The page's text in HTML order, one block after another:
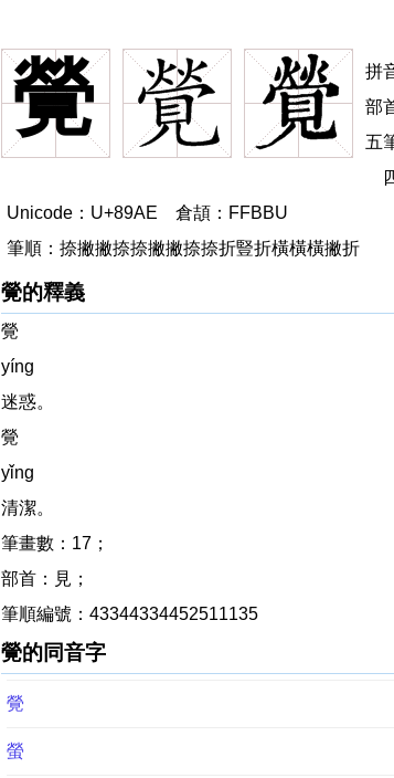
覮
拼
部
五
Unicode：U+89AE 倉頡：FFBBU
筆順：捺撇撇捺捺撇撇捺捺折豎折橫橫橫撇折覮的
覮的釋義
覮
yíng
迷惑。
覮
yǐng
清潔。
筆畫數：17；
部首：見；
筆順編號：43344334452511135
覮的同音字
覮
螢